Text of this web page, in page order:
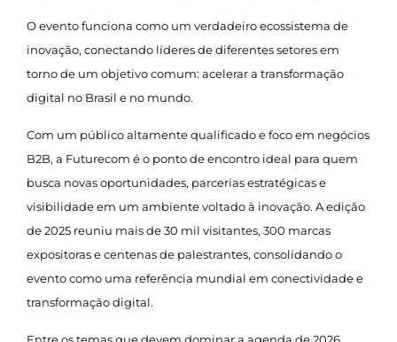
O evento funciona como um verdadeiro ecossistema de
inovação, conectando líderes de diferentes setores em
torno de um objetivo comum: acelerar a transformação
digital no Brasil e no mundo.
Com um público altamente qualificado e foco em negócios
B2B, a Futurecom é o ponto de encontro ideal para quem
busca novas oportunidades, parcerias estratégicas e
visibilidade em um ambiente voltado à inovação. A edição
de 2025 reuniu mais de 30 mil visitantes, 300 marcas
expositoras e centenas de palestrantes, consolidando o
evento como uma referência mundial em conectividade e
transformação digital.